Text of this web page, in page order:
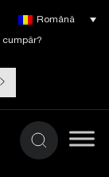
cumpăr?
Română